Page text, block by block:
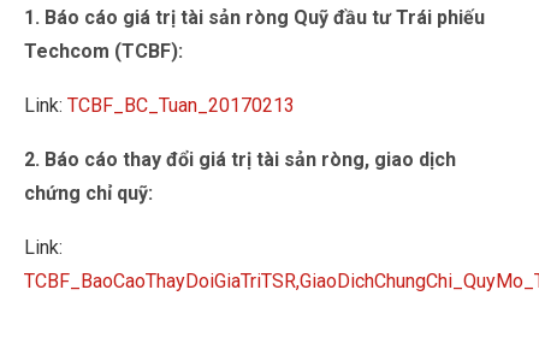
1. Báo cáo giá trị tài sản ròng Quỹ đầu tư Trái phiếu
Techcom (TCBF):
Link: TCBF_BC_Tuan_20170213
2. Báo cáo thay đổi giá trị tài sản ròng, giao dịch
chứng chỉ quỹ:
Link: